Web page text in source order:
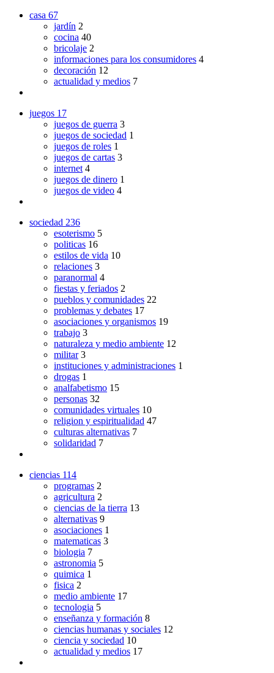
casa 67
jardín 2
cocina 40
bricolaje 2
informaciones para los consumidores 4
decoración 12
actualidad y medios 7
juegos 17
juegos de guerra 3
juegos de sociedad 1
juegos de roles 1
juegos de cartas 3
internet 4
juegos de dinero 1
juegos de video 4
sociedad 236
esoterismo 5
politicas 16
estilos de vida 10
relaciones 3
paranormal 4
fiestas y feriados 2
pueblos y comunidades 22
problemas y debates 17
asociaciones y organismos 19
trabajo 3
naturaleza y medio ambiente 12
militar 3
instituciones y administraciones 1
drogas 1
analfabetismo 15
personas 32
comunidades virtuales 10
religion y espiritualidad 47
culturas alternativas 7
solidaridad 7
ciencias 114
programas 2
agricultura 2
ciencias de la tierra 13
alternativas 9
asociaciones 1
matematicas 3
biologia 7
astronomia 5
quimica 1
fisica 2
medio ambiente 17
tecnologia 5
enseñanza y formación 8
ciencias humanas y sociales 12
ciencia y sociedad 10
actualidad y medios 17